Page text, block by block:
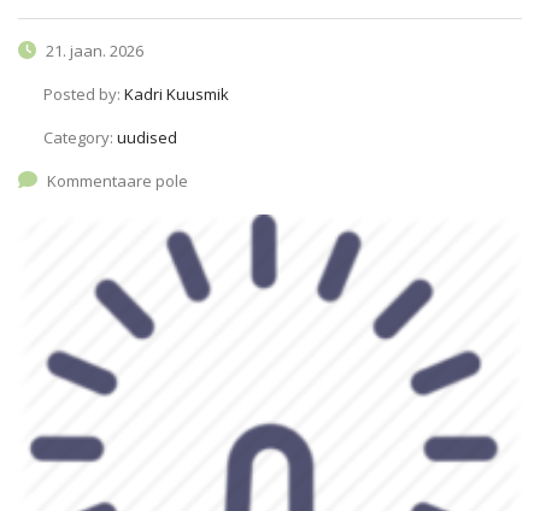
21. jaan. 2026
Posted by: Kadri Kuusmik
Category: uudised
Kommentaare pole